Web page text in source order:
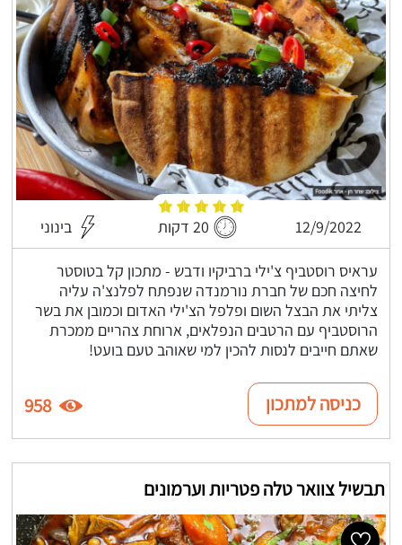
12/9/2022 20 דקות בינוני
עראיס רוסטביף צ'ילי ברביקיו ודבש - מתכון קל בטוסטר
לחיצה חכם של חברת נורמנדה שנפתח לפלנצ'ה עליה
צליתי את הבצל השום ופלפל הצ'ילי האדום וכמובן את בשר
הרוסטביף עם הרטבים הנפלאים, ארוחת צהריים ממכרת
שאתם חייבים לנסות להכין למי שאוהב טעם בועט!
כניסה למתכון 958
תבשיל צוואר טלה פטריות וערמונים